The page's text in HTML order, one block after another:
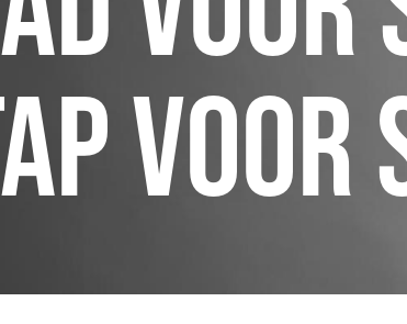
VOOR